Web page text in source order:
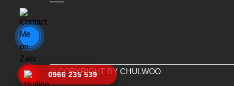
© COPYRIGHT BY CHULWOO
0966 235 539